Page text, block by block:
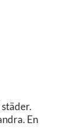
En